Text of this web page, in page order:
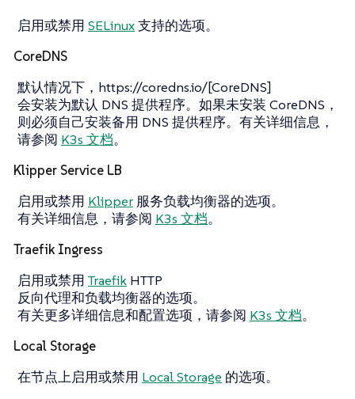
启用或禁用 SELinux支持的选项。
CoreDNS
默认情况下，https://coredns.io/[CoreDNS]
会安装为默认 DNS 提供程序。如果未安装 CoreDNS，
则必须自己安装备用 DNS 提供程序。有关详细信息，
请参阅 K3s 文档。
Klipper Service LB
启用或禁用 Klipper 服务负载均衡器的选项。
有关详细信息，请参阅 K3s 文档。
Traefik Ingress
启用或禁用 Traefik HTTP
反向代理和负载均衡器的选项。
有关更多详细信息和配置选项，请参阅 K3s 文档。
Local Storage
在节点上启用或禁用 Local Storage 的选项。